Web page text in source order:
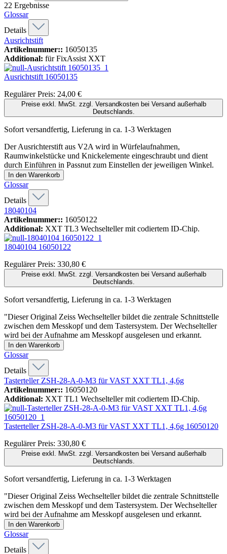
22 Ergebnisse
Glossar
Details
Ausrichtstift
Artikelnummer:: 16050135
Additional: für FixAssist XXT
Ausrichtstift 16050135
Regulärer Preis: 24,00 €
Preise exkl. MwSt. zzgl. Versandkosten bei Versand außerhalb
Deutschlands.
Sofort versandfertig, Lieferung in ca. 1-3 Werktagen
Der Ausrichterstift aus V2A wird in Würfelaufnahmen,
Raumwinkelstücke und Knickelemente eingeschraubt und dient
durch Einführen in Passnut zum Einstellen der jeweiligen Winkel.
In den Warenkorb
Glossar
Details
18040104
Artikelnummer:: 16050122
Additional: XXT TL3 Wechselteller mit codiertem ID-Chip.
18040104 16050122
Regulärer Preis: 330,80 €
Preise exkl. MwSt. zzgl. Versandkosten bei Versand außerhalb
Deutschlands.
Sofort versandfertig, Lieferung in ca. 1-3 Werktagen
"Dieser Original Zeiss Wechselteller bildet die zentrale Schnittstelle
zwischen dem Messkopf und dem Tastersystem. Der Wechselteller
wird bei der Aufnahme am Messkopf ausgelesen und erkannt.
In den Warenkorb
Glossar
Details
Tasterteller ZSH-28-A-0-M3 für VAST XXT TL1, 4,6g
Artikelnummer:: 16050120
Additional: XXT TL1 Wechselteller mit codiertem ID-Chip.
Tasterteller ZSH-28-A-0-M3 für VAST XXT TL1, 4,6g 16050120
Regulärer Preis: 330,80 €
Preise exkl. MwSt. zzgl. Versandkosten bei Versand außerhalb
Deutschlands.
Sofort versandfertig, Lieferung in ca. 1-3 Werktagen
"Dieser Original Zeiss Wechselteller bildet die zentrale Schnittstelle
zwischen dem Messkopf und dem Tastersystem. Der Wechselteller
wird bei der Aufnahme am Messkopf ausgelesen und erkannt.
In den Warenkorb
Glossar
Details